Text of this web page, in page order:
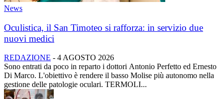
News
Oculistica, il San Timoteo si rafforza: in servizio due
nuovi medici
REDAZIONE - 4 AGOSTO 2026
Sono entrati da poco in reparto i dottori Antonio Perfetto ed Ernesto
Di Marco. L'obiettivo è rendere il basso Molise più autonomo nella
gestione delle patologie oculari. TERMOLI...